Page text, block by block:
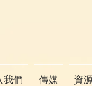
我們 傳媒 資